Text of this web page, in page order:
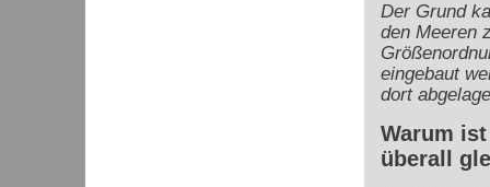
Der Grund
den Meeren
eingebaut
dort
Warum
überall